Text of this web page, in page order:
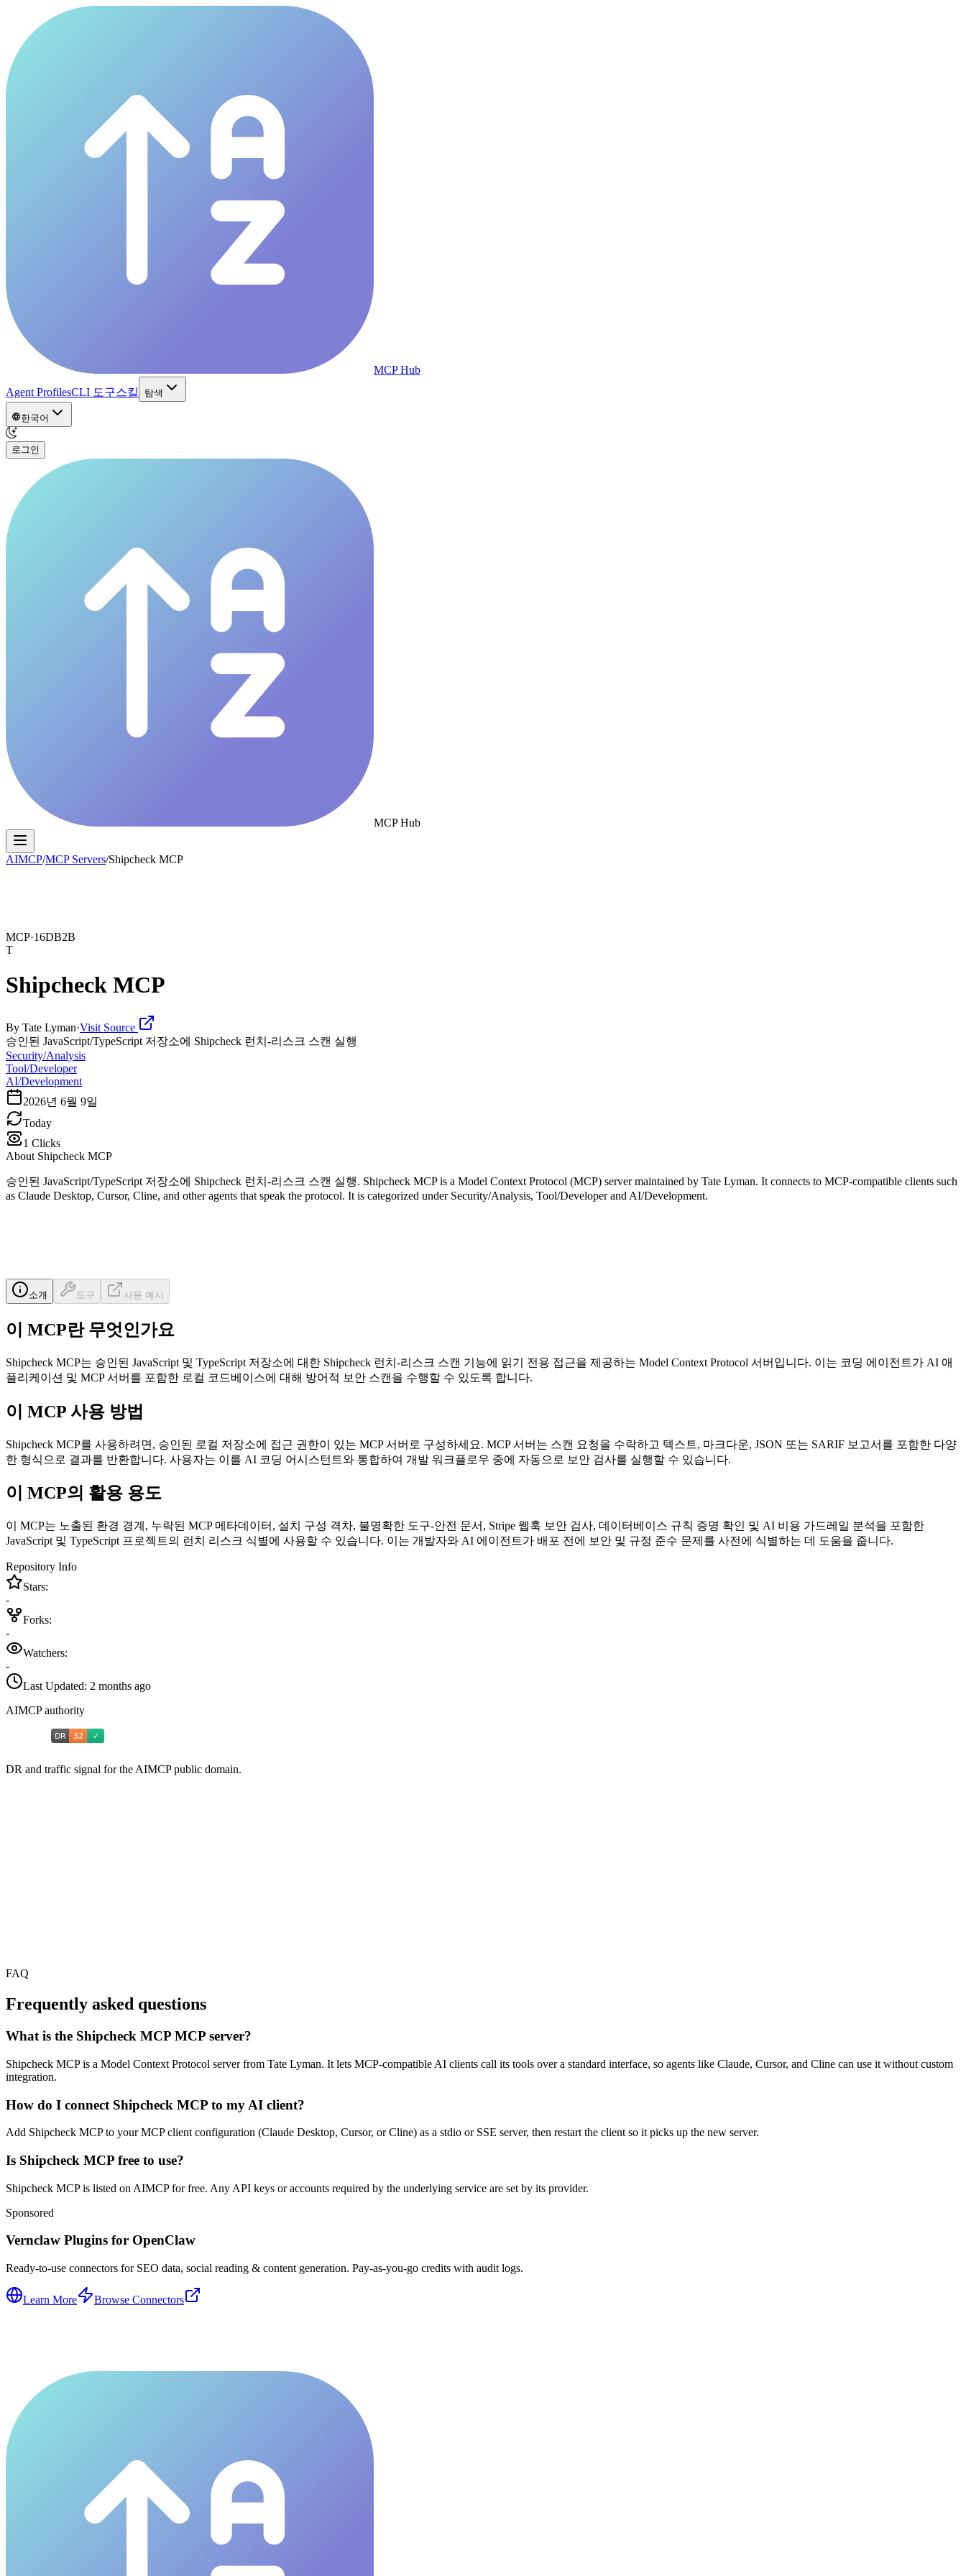
MCP Hub
Agent ProfilesCLI 도구스킬 탐색
한국어
로그인
MCP Hub
AIMCP/MCP Servers/Shipcheck MCP
MCP·16DB2B
T
Shipcheck MCP
By Tate Lyman·Visit Source
승인된 JavaScript/TypeScript 저장소에 Shipcheck 런치-리스크 스캔 실행
Security/Analysis
Tool/Developer
AI/Development
2026년 6월 9일
Today
1 Clicks
About Shipcheck MCP
승인된 JavaScript/TypeScript 저장소에 Shipcheck 런치-리스크 스캔 실행. Shipcheck MCP is a Model Context Protocol (MCP) server maintained by Tate Lyman. It connects to MCP-compatible clients such
as Claude Desktop, Cursor, Cline, and other agents that speak the protocol. It is categorized under Security/Analysis, Tool/Developer and AI/Development.
소개 도구 사용 예시
이 MCP란 무엇인가요
Shipcheck MCP는 승인된 JavaScript 및 TypeScript 저장소에 대한 Shipcheck 런치-리스크 스캔 기능에 읽기 전용 접근을 제공하는 Model Context Protocol 서버입니다. 이는 코딩 에이전트가 AI 애
플리케이션 및 MCP 서버를 포함한 로컬 코드베이스에 대해 방어적 보안 스캔을 수행할 수 있도록 합니다.
이 MCP 사용 방법
Shipcheck MCP를 사용하려면, 승인된 로컬 저장소에 접근 권한이 있는 MCP 서버로 구성하세요. MCP 서버는 스캔 요청을 수락하고 텍스트, 마크다운, JSON 또는 SARIF 보고서를 포함한 다양
한 형식으로 결과를 반환합니다. 사용자는 이를 AI 코딩 어시스턴트와 통합하여 개발 워크플로우 중에 자동으로 보안 검사를 실행할 수 있습니다.
이 MCP의 활용 용도
이 MCP는 노출된 환경 경계, 누락된 MCP 메타데이터, 설치 구성 격차, 불명확한 도구-안전 문서, Stripe 웹훅 보안 검사, 데이터베이스 규칙 증명 확인 및 AI 비용 가드레일 분석을 포함한
JavaScript 및 TypeScript 프로젝트의 런치 리스크 식별에 사용할 수 있습니다. 이는 개발자와 AI 에이전트가 배포 전에 보안 및 규정 준수 문제를 사전에 식별하는 데 도움을 줍니다.
Repository Info
Stars:
-
Forks:
-
Watchers:
-
Last Updated: 2 months ago
AIMCP authority
DR and traffic signal for the AIMCP public domain.
FAQ
Frequently asked questions
What is the Shipcheck MCP MCP server?
Shipcheck MCP is a Model Context Protocol server from Tate Lyman. It lets MCP-compatible AI clients call its tools over a standard interface, so agents like Claude, Cursor, and Cline can use it without custom
integration.
How do I connect Shipcheck MCP to my AI client?
Add Shipcheck MCP to your MCP client configuration (Claude Desktop, Cursor, or Cline) as a stdio or SSE server, then restart the client so it picks up the new server.
Is Shipcheck MCP free to use?
Shipcheck MCP is listed on AIMCP for free. Any API keys or accounts required by the underlying service are set by its provider.
Sponsored
Vernclaw Plugins for OpenClaw
Ready-to-use connectors for SEO data, social reading & content generation. Pay-as-you-go credits with audit logs.
Learn More Browse Connectors